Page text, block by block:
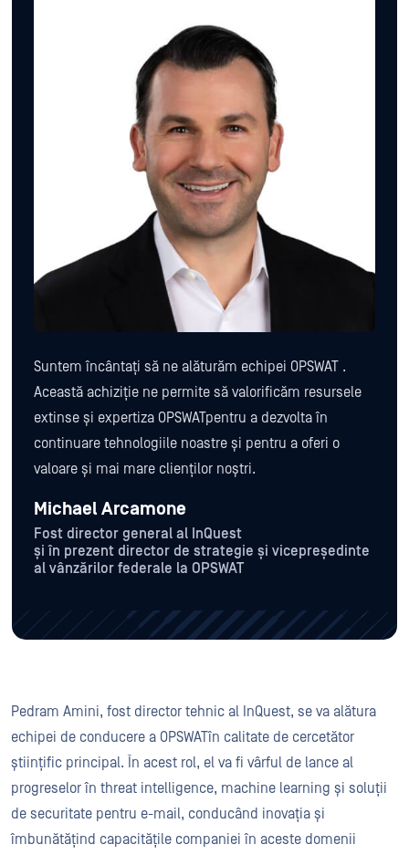
Suntem încântați să ne alăturăm echipei OPSWAT .
Această achiziție ne permite să valorificăm resursele
extinse și expertiza OPSWATpentru a dezvolta în
continuare tehnologiile noastre și pentru a oferi o
valoare și mai mare clienților noștri.
Michael Arcamone
Fost director general al InQuest
și în prezent director de strategie și vicepreședinte
al vânzărilor federale la OPSWAT
Pedram Amini, fost director tehnic al InQuest, se va alătura
echipei de conducere a OPSWATîn calitate de cercetător
științific principal. În acest rol, el va fi vârful de lance al
progreselor în threat intelligence, machine learning și soluții
de securitate pentru e-mail, conducând inovația și
îmbunătățind capacitățile companiei în aceste domenii